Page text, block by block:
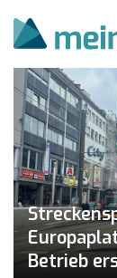
Betrieb